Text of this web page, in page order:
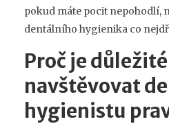
pokud máte pocit nepohodlí,
dentálního hygienika co
Proč je důležité
navštěvovat
hygienistu